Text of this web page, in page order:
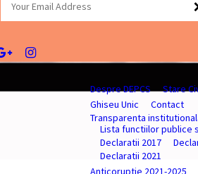
Despre DEPCS Stare
Ghiseu Unic
Contact
Transparenta
Lista functiilor publice
Declaratii 2017
Declaratii 2021
Anticoruptie 2021-2025